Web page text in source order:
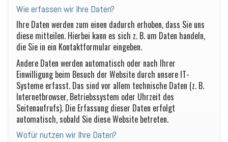
Wie erfassen wir Ihre Daten?
Ihre Daten werden zum einen dadurch erhoben, dass Sie uns
diese mitteilen. Hierbei kann es sich z. B. um Daten handeln,
die Sie in ein Kontaktformular eingeben.
Andere Daten werden automatisch oder nach Ihrer
Einwilligung beim Besuch der Website durch unsere IT-
Systeme erfasst. Das sind vor allem technische Daten (z. B.
Internetbrowser, Betriebssystem oder Uhrzeit des
Seitenaufrufs). Die Erfassung dieser Daten erfolgt
automatisch, sobald Sie diese Website betreten.
Wofür nutzen wir Ihre Daten?